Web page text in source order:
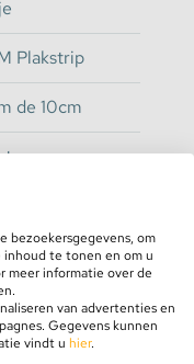
wordt
goed af
kit
dat de
zijn.
Plakstrip
de 10cm
3 Ampère
bezoekersgegevens, om
te tonen en om u
meer informatie over de
van advertenties en
Gegevens kunnen
vindt u hier.